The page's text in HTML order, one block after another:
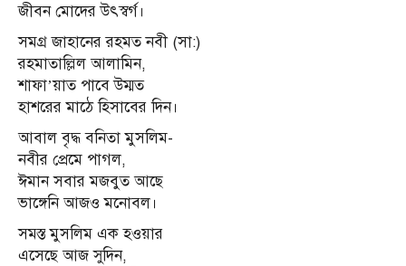
জীবন মোদের উৎস্বর্গ।
সমগ্র জাহানের রহমত নবী (সা:)
রহমাতাল্লিল আলামিন,
শাফা’য়াত পাবে উম্মত
হাশরের মাঠে হিসাবের দিন।
আবাল বৃদ্ধ বনিতা মুসলিম-
নবীর প্রেমে পাগল,
ঈমান সবার মজবুত আছে
ভাঙ্গেনি আজও মনোবল।
সমস্ত মুসলিম এক হওয়ার
এসেছে আজ সুদিন,